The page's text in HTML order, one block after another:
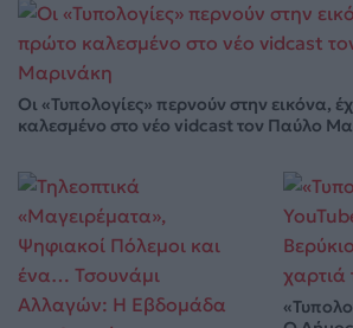
Οι «Τυπολογίες» περνούν στην εικόνα,
καλεσμένο στο νέο vidcast τον Παύλο